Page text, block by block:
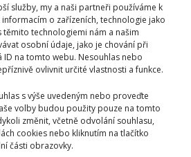
služby, my a naši partneři používáme k
o zařízeních, technologie jako
těmito technologiemi nám a našim
osobní údaje, jako je chování při
na tomto webu. Nesouhlas nebo
ovlivnit určité vlastnosti a funkce.
s výše uvedeným nebo proveďte
volby budou použity pouze na tomto
změnit, včetně odvolání souhlasu,
cookies nebo kliknutím na tlačítko
části obrazovky.
nějakou dobu tu však vůbec
vděčí manželce